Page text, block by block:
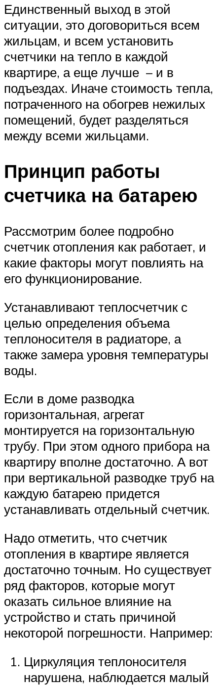
Единственный выход в этой
ситуации, это договориться всем
жильцам, и всем установить
счетчики на тепло в каждой
квартире, а еще лучше – и в
подъездах. Иначе стоимость тепла,
потраченного на обогрев нежилых
помещений, будет разделяться
между всеми жильцами.
Принцип работы
счетчика на батарею
Рассмотрим более подробно
счетчик отопления как работает, и
какие факторы могут повлиять на
его функционирование.
Устанавливают теплосчетчик с
целью определения объема
теплоносителя в радиаторе, а
также замера уровня температуры
воды.
Если в доме разводка
горизонтальная, агрегат
монтируется на горизонтальную
трубу. При этом одного прибора на
квартиру вполне достаточно. А вот
при вертикальной разводке труб на
каждую батарею придется
устанавливать отдельный счетчик.
Надо отметить, что счетчик
отопления в квартире является
достаточно точным. Но существует
ряд факторов, которые могут
оказать сильное влияние на
устройство и стать причиной
некоторой погрешности. Например:
Циркуляция теплоносителя
нарушена, наблюдается малый